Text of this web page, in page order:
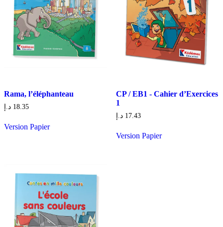
Rama, l’éléphanteau
18.35 د.إ
Version Papier
CP / EB1 - Cahier d’Exercices
1
17.43 د.إ
Version Papier